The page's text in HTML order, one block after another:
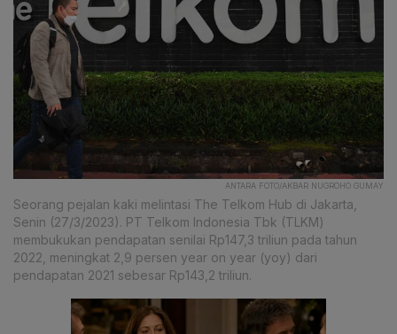
ANTARA FOTO/AKBAR NUGROHO GUMAY
Seorang pejalan kaki melintasi The Telkom Hub di Jakarta,
Senin (27/3/2023). PT Telkom Indonesia Tbk (TLKM)
membukukan pendapatan senilai Rp147,3 triliun pada tahun
2022, meningkat 2,9 persen year on year (yoy) dari
pendapatan 2021 sebesar Rp143,2 triliun.